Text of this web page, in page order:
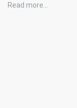
Read more...